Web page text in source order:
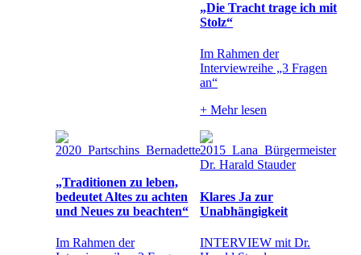
„Die Tracht trage ich mit
Stolz“
Im Rahmen der
Interviewreihe „3 Fragen
an“
+ Mehr lesen
„Traditionen zu leben,
bedeutet Altes zu achten
und Neues zu beachten“
Im Rahmen der
Klares Ja zur
Unabhängigkeit
INTERVIEW mit Dr.